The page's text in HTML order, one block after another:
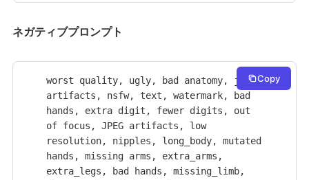
ネガティブプロンプト
worst quality, ugly, bad anatomy, jpeg
artifacts, nsfw, text, watermark, bad
hands, extra digit, fewer digits, out
of focus, JPEG artifacts, low
resolution, nipples, long_body, mutated
hands, missing arms, extra_arms,
extra_legs, bad hands, missing_limb,
Copy